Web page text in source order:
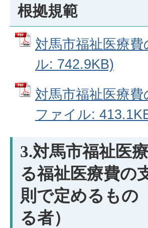
根拠規範
対馬市福祉医療
ル: 742.9KB)
対馬市福祉医療
ファイル:
3.対馬市福祉医
る福祉医療費の
則で定めるもの
る者）